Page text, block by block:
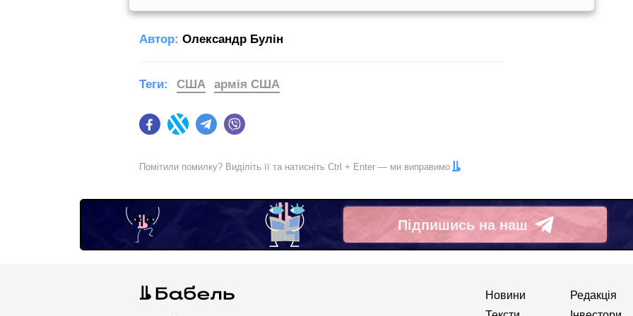
Автор: Олександр Булін
FacebookTwitter Telegram
Теги: США армія США
Помітили помилку? Виділіть її та натисніть Ctrl + Enter — ми виправимо
Підпишись на наш
Telegram
Новини
Редакція